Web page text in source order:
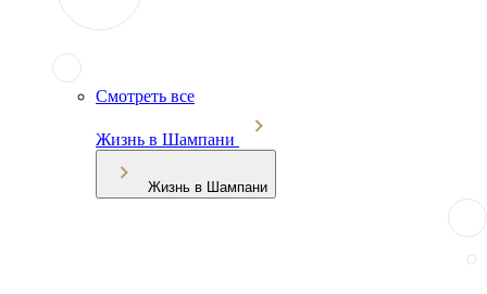
Смотреть все
Жизнь в Шампани
Жизнь в Шампани